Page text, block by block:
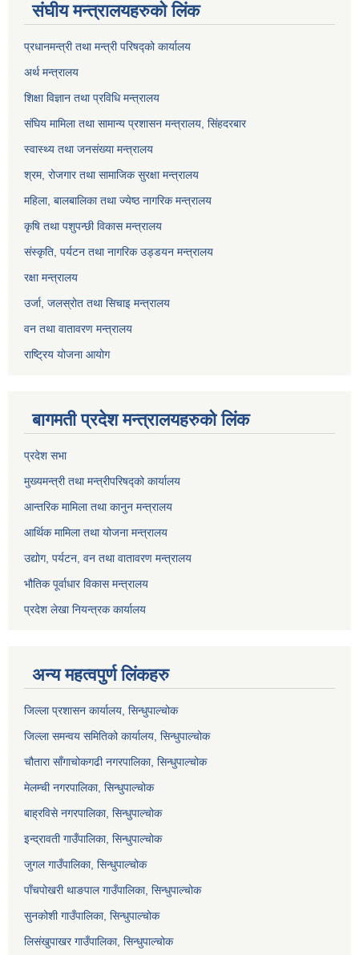
संघीय मन्त्रालयहरुको लिंक
प्रधानमन्त्री तथा मन्त्री परिषद्को कार्यालय
अर्थ मन्त्रालय
शिक्षा विज्ञान तथा प्रविधि मन्त्रालय
संघिय मामिला तथा सामान्य प्रशासन मन्त्रालय, सिंहदरबार
स्वास्थ्य तथा जनसंख्या मन्त्रालय
श्रम, रोजगार तथा सामाजिक सुरक्षा मन्त्रालय
महिला, बालबालिका तथा ज्येष्ठ नागरिक मन्त्रालय
कृषि तथा पशुपन्छी विकास मन्त्रालय
संस्कृति, पर्यटन तथा नागरिक उड्डयन मन्त्रालय
रक्षा मन्त्रालय
उर्जा, जलस्रोत तथा सिचाइ मन्त्रालय
वन तथा वातावरण मन्त्रालय
राष्ट्रिय योजना आयोग
बागमती प्रदेश मन्त्रालयहरुको लिंक
प्रदेश सभा
मुख्यमन्त्री तथा मन्त्रीपरिषद्को कार्यालय
आन्तरिक मामिला तथा कानुन मन्त्रालय
आर्थिक मामिला तथा योजना मन्त्रालय
उद्योग, पर्यटन, वन तथा वातावरण मन्त्रालय
भौतिक पूर्वाधार विकास मन्त्रालय
प्रदेश लेखा नियन्त्रक कार्यालय
अन्य महत्वपुर्ण लिंकहरु
जिल्ला प्रशासन कार्यालय, सिन्धुपाल्चोक
जिल्ला समन्वय समितिको कार्यालय, सिन्धुपाल्चोक
चौतारा साँगाचोकगढी नगरपालिका, सिन्धुपाल्चोक
मेलम्ची नगरपालिका, सिन्धुपाल्चोक
बाह्रविसे नगरपालिका, सिन्धुपाल्चोक
इन्द्रावती गाउँपालिका, सिन्धुपाल्चोक
जुगल गाउँपालिका, सिन्धुपाल्चोक
पाँचपोखरी थाङपाल गाउँपालिका, सिन्धुपाल्चोक
सुनकोशी गाउँपालिका, सिन्धुपाल्चोक
लिसंखुपाखर गाउँपालिका, सिन्धुपाल्चोक